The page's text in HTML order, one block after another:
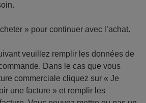
» pour continuer avec l’achat.
veuillez remplir les données de
Dans le cas que vous
commerciale cliquez sur « Je
une facture » et remplir les